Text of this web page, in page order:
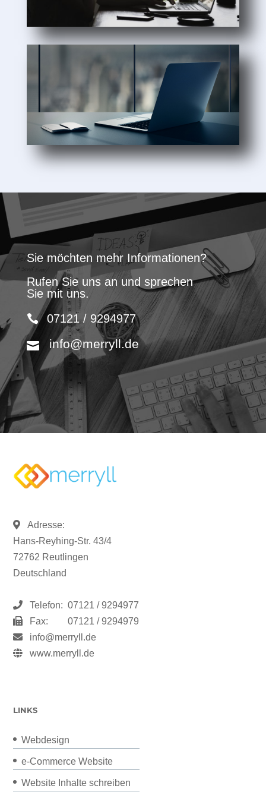
Sie möchten mehr Informationen?
Rufen Sie uns an und sprechen
Sie mit uns.
07121 / 9294977
info@merryll.de
Adresse:
Hans-Reyhing-Str. 43/4
72762 Reutlingen
Deutschland
Telefon: 07121 / 9294977
Fax:
07121 / 9294979
info@merryll.de
www.merryll.de
LINKS
Webdesign
e-Commerce Website
Website Inhalte schreiben